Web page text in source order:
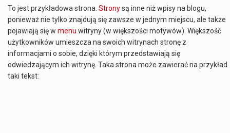
To jest przykładowa strona. Stronysą inne niż wpisy na blogu,
ponieważ nie tylko znajdują się zawsze w jednym miejscu, ale także
pojawiają się w menu witryny (w większości motywów). Większość
użytkowników umieszcza na swoich witrynach stronę z
informacjami o sobie, dzięki którym przedstawiają się
odwiedzającym ich witrynę. Taka strona może zawierać na przykład
taki tekst: